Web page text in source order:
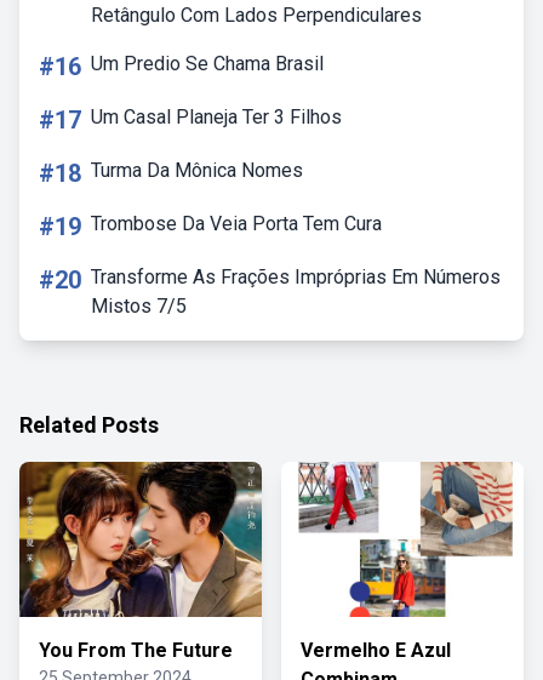
Retângulo Com Lados Perpendiculares
#16 Um Predio Se Chama Brasil
#17 Um Casal Planeja Ter 3 Filhos
#18 Turma Da Mônica Nomes
#19 Trombose Da Veia Porta Tem Cura
#20 Transforme As Frações Impróprias Em Números
Mistos 7/5
Related Posts
You From The Future
Vermelho E Azul